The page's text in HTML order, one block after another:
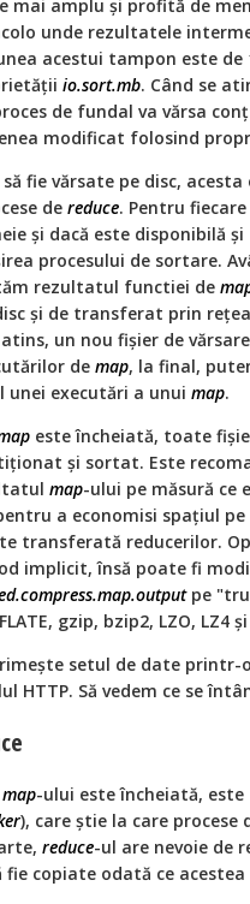
mai amplu și profită de
unde rezultatele
acestui tampon este de
io.sort.mb. Când se
de fundal va vărsa
modificat folosind
fie vărsate pe disc,
de reduce. Pentru
și dacă este disponibilă
procesului de sortare.
rezultatul functiei de
și de transferat prin
un nou fișier de
de map, la final,
executări a unui map.
este încheiată, toate
și sortat. Este
map-ului pe măsură ce
a economisi spațiul
transferată reducerilor.
implicit, însă poate fi
pe
gzip, bzip2, LZO, LZ4
setul de date
HTTP. Să vedem ce se
map-ului este încheiată,
), care știe la care procese
reduce-ul are nevoie de
fie copiate odată ce